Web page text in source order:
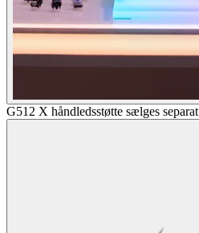
G512 X håndledsstøtte sælges separat